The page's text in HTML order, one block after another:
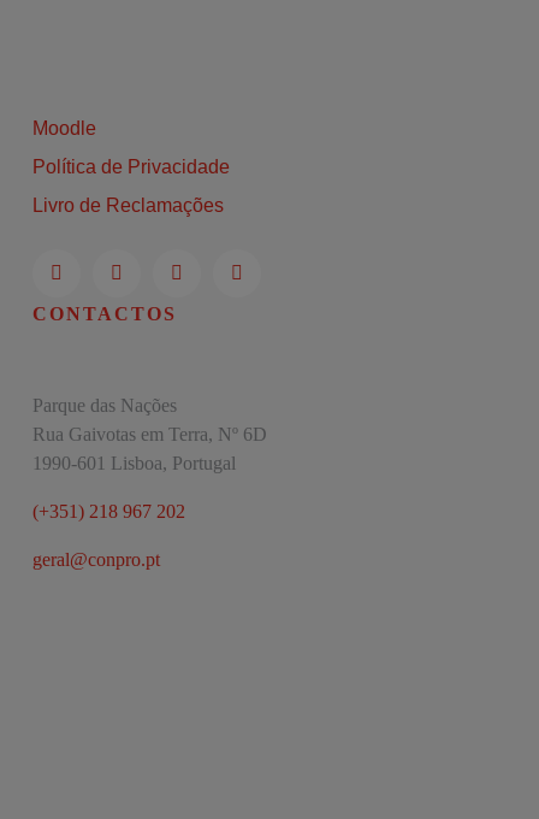
Moodle
Política de Privacidade
Livro de Reclamações
CONTACTOS
Parque das Nações
Rua Gaivotas em Terra, Nº 6D
1990-601 Lisboa, Portugal
(+351) 218 967 202
geral@conpro.pt